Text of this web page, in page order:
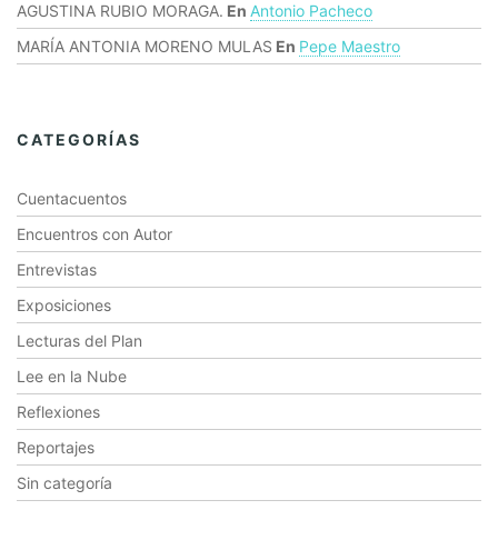
AGUSTINA RUBIO MORAGA. En Antonio Pacheco
MARÍA ANTONIA MORENO MULAS En Pepe Maestro
CATEGORÍAS
Cuentacuentos
Encuentros con Autor
Entrevistas
Exposiciones
Lecturas del Plan
Lee en la Nube
Reflexiones
Reportajes
Sin categoría